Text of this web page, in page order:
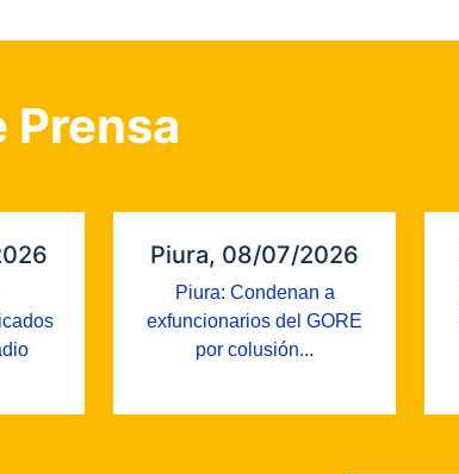
Prensa
Piura, 08/07/2026
Piura: Condenan a
exfuncionarios del GORE
por colusión...